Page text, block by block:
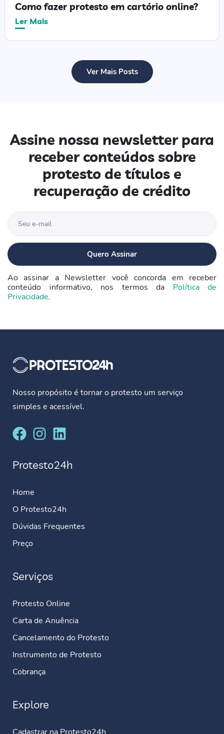
Como fazer protesto em cartório online?
Ler Mais
Ver Mais Posts
Assine nossa newsletter para
receber conteúdos sobre
protesto de títulos e
recuperação de crédito
Ao assinar a Newsletter você concorda em receber
conteúdo informativo, nos termos da Política de
Privacidade.
Nosso propósito é tornar o protesto um serviço
simples e acessível.
Protesto24h
Home
O Protesto24h
Dúvidas Frequentes
Preço
Serviços
Protesto Online
Carta de Anuência
Cancelamento do Protesto
Instrumento de Protesto
Cobrança
Explore